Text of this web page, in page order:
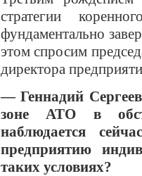
стратегии
фундаментально
этом спросим
директора
— Геннадий
зоне АТО в
наблюдается
предприятию
таких условиях?